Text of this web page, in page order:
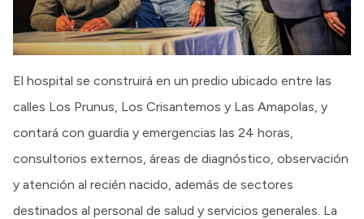
El hospital se construirá en un predio ubicado entre las
calles Los Prunus, Los Crisantemos y Las Amapolas, y
contará con guardia y emergencias las 24 horas,
consultorios externos, áreas de diagnóstico, observación
y atención al recién nacido, además de sectores
destinados al personal de salud y servicios generales. La